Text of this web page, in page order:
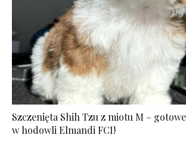
Szczenięta Shih Tzu z miotu M –
w hodowli Elmandi FCI!